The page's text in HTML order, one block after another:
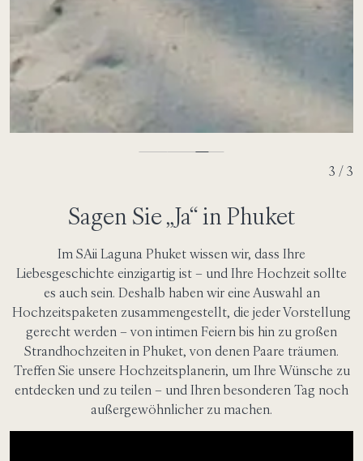
3 / 3
Sagen Sie „Ja“ in Phuket
Im SAii Laguna Phuket wissen wir, dass Ihre
Liebesgeschichte einzigartig ist – und Ihre Hochzeit sollte
es auch sein. Deshalb haben wir eine Auswahl an
Hochzeitspaketen zusammengestellt, die jeder Vorstellung
gerecht werden – von intimen Feiern bis hin zu großen
Strandhochzeiten in Phuket, von denen Paare träumen.
Treffen Sie unsere Hochzeitsplanerin, um Ihre Wünsche zu
entdecken und zu teilen – und Ihren besonderen Tag noch
außergewöhnlicher zu machen.